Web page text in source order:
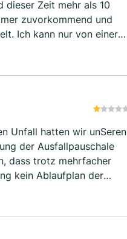
dieser Zeit mehr als 10
zuvorkommend und
Ich kann nur von einer
Unfall hatten wir unSeren
der Ausfallpauschale
dass trotz mehrfacher
kein Ablaufplan der
Für uns heißt das,